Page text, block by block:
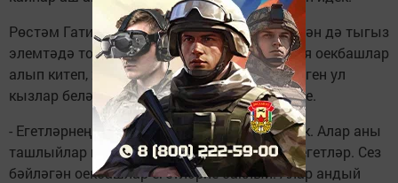
Рөстәм Гатин оекбаш бәйләүче осталар белән дә тыгыз
элемтәдә тора икән. Ул үзе белән бер партия оекбашлар
алып китеп, хәрбиләргә тараткан булган. Бүген ул
кызлар белән очрашуда шул хакта сөйләште.
- Егетләрнең носкилар юарга мөмкинлеге юк. Алар аны
ташлыйлар гына. Оекбашлар бик кирәк ди егетләр. Сез
бәйләгән оекбашлар егетләрне саклый. Алар андый